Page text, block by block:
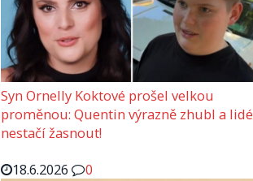
Syn Ornelly Koktové prošel velkou
proměnou: Quentin výrazně zhubl a lidé
nestačí žasnout!
18.6.2026
0